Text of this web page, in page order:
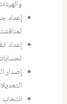
إعداد
إعداد
إصدار